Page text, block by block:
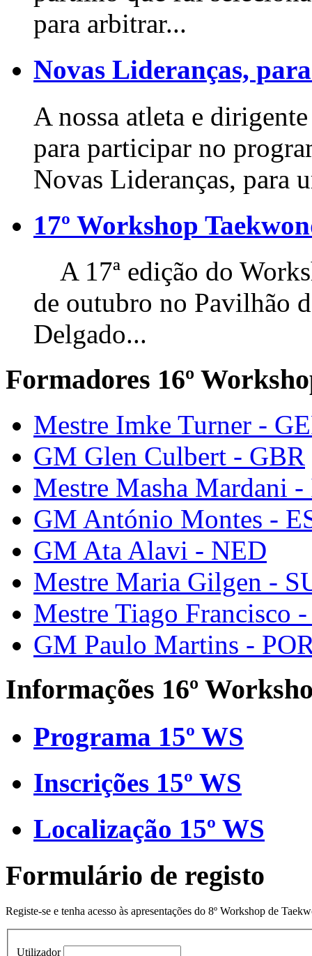
para arbitrar...
Novas Lideranças,
A nossa atleta e
para participar no
Novas Lideranças, para
17º Workshop
A 17ª edição do
de outubro no Pavilhão
Delgado...
Formadores 16º
Mestre Imke Turner -
GM Glen Culbert - GBR
Mestre Masha Mardani
GM António Montes -
GM Ata Alavi - NED
Mestre Maria Gilgen -
Mestre Tiago Francisco
GM Paulo Martins -
Informações 16º
Programa 15º WS
Inscrições 15º WS
Localização 15º WS
Formulário de registo
Registe-se e tenha acesso às apresentações do 8º Workshop de
Utilizador